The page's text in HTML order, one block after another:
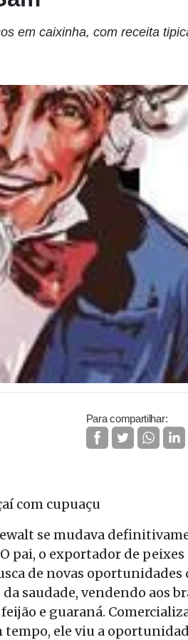
em caixinha, com receita
Para compartilhar:
com cupuaçu
se mudava
pai, o exportador de peixes
de novas oportunidades
saudade, vendendo aos
e guaraná.
tempo, ele viu a